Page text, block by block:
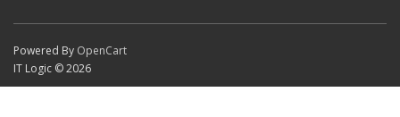
Powered By OpenCart
IT Logic © 2026